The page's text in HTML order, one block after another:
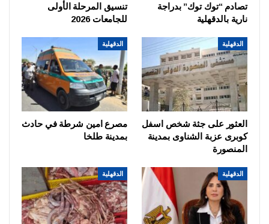
تصادم “توك توك” بدراجة
نارية بالدقهلية
تنسيق المرحلة الأولى
للجامعات 2026
الدقهلية
العثور على جثة شخص اسفل
كوبرى عزبة الشناوى بمدينة
المنصورة
الدقهلية
مصرع امين شرطة في حادث
بمدينة طلخا
الدقهلية الدقهلية